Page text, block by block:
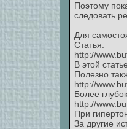
Поэтому
следовать
Для
Статья:
http://
В этой
Полезно
http://
Более
http://
При
За другие